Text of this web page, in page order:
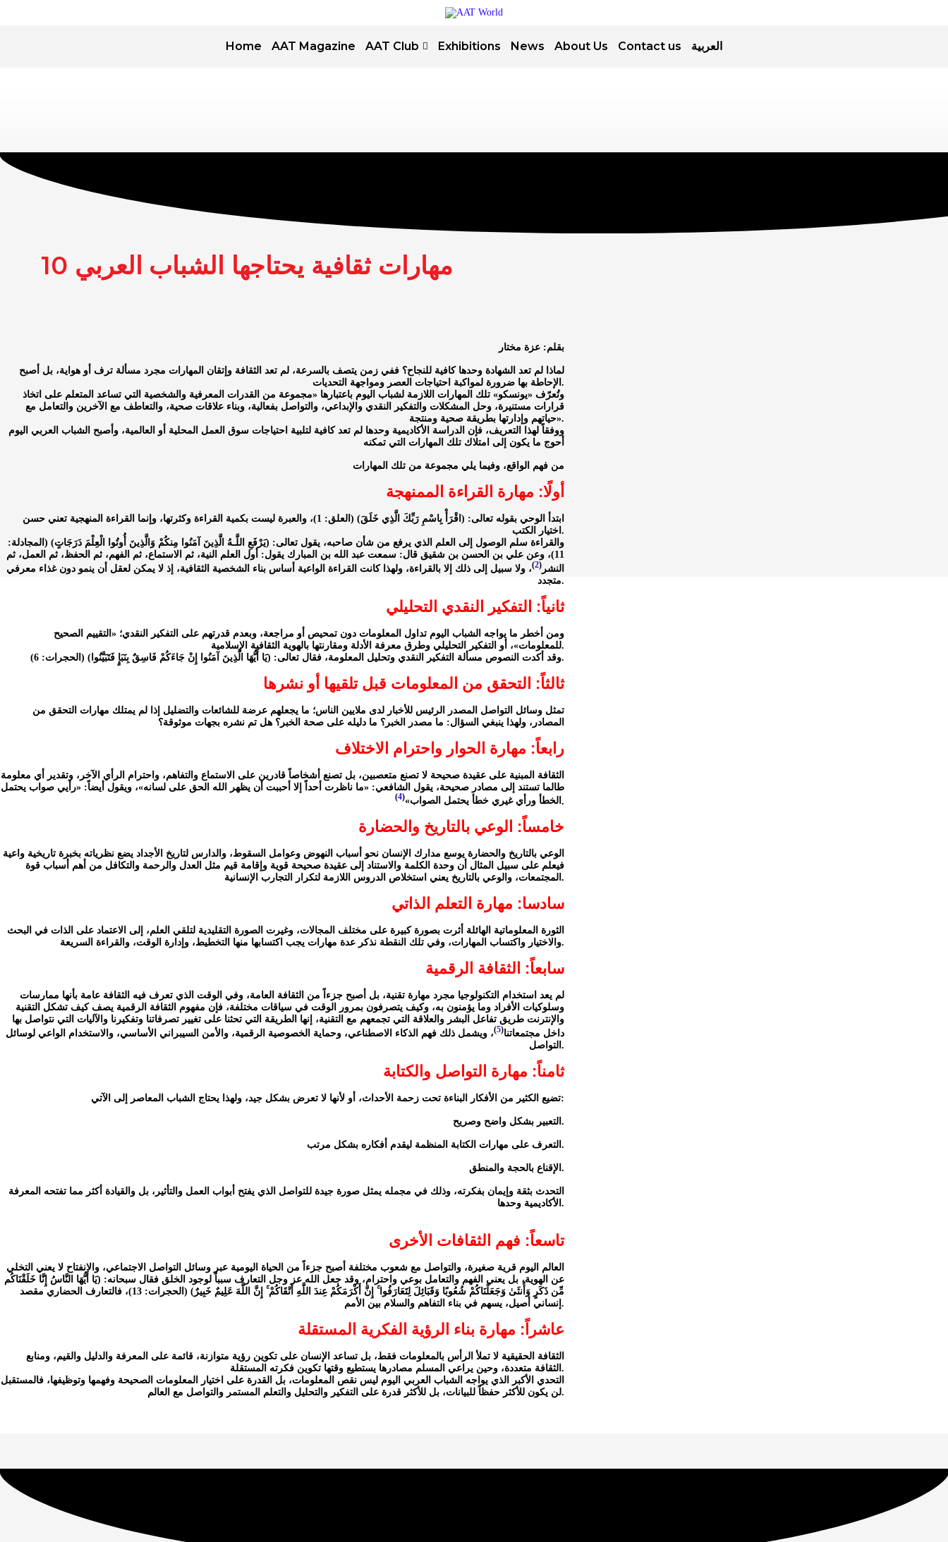
Home AAT Magazine AAT Club Exhibitions News About Us Contact us العربية
10 مهارات ثقافية يحتاجها الشباب العربي
بقلم: عزة مختار
لماذا لم تعد الشهادة وحدها كافية للنجاح؟ ففي زمن يتصف بالسرعة، لم تعد الثقافة وإتقان المهارات مجرد مسألة ترف أو هواية، بل أصبح
الإحاطة بها ضرورة لمواكبة احتياجات العصر ومواجهة التحديات.
وتُعرّف «يونسكو» تلك المهارات اللازمة لشباب اليوم باعتبارها «مجموعة من القدرات المعرفية والشخصية التي تساعد المتعلم على اتخاذ
قرارات مستنيرة، وحل المشكلات والتفكير النقدي والإبداعي، والتواصل بفعالية، وبناء علاقات صحية، والتعاطف مع الآخرين والتعامل مع
حياتهم وإدارتها بطريقة صحية ومنتجة».
ووفقاً لهذا التعريف، فإن الدراسة الأكاديمية وحدها لم تعد كافية لتلبية احتياجات سوق العمل المحلية أو العالمية، وأصبح الشباب العربي اليوم
أحوج ما يكون إلى امتلاك تلك المهارات التي تمكنه
من فهم الواقع، وفيما يلي مجموعة من تلك المهارات
أولًا: مهارة القراءة الممنهجة
ابتدأ الوحي بقوله تعالى: (اقْرَأْ بِاسْمِ رَبِّكَ الَّذِي خَلَقَ) (العلق: 1)، والعبرة ليست بكمية القراءة وكثرتها، وإنما القراءة المنهجية تعني حسن
اختيار الكتب.
والقراءة سلم الوصول إلى العلم الذي يرفع من شأن صاحبه، يقول تعالى: (يَرْفَعِ اللَّـهُ الَّذِينَ آمَنُوا مِنكُمْ وَالَّذِينَ أُوتُوا الْعِلْمَ دَرَجَاتٍ) (المجادلة:
11)، وعن علي بن الحسن بن شقيق قال: سمعت عبد الله بن المبارك يقول: أول العلم النية، ثم الاستماع، ثم الفهم، ثم الحفظ، ثم العمل، ثم
النشر (
2
)، ولا سبيل إلى ذلك إلا بالقراءة، ولهذا كانت القراءة الواعية أساس بناء الشخصية الثقافية، إذ لا يمكن لعقل أن ينمو دون غذاء معرفي
متجدد.
ثانياً: التفكير النقدي التحليلي
ومن أخطر ما يواجه الشباب اليوم تداول المعلومات دون تمحيص أو مراجعة، وبعدم قدرتهم على التفكير النقدي؛ «التقييم الصحيح
للمعلومات»، أو التفكير التحليلي وطرق معرفة الأدلة ومقارنتها بالهوية الثقافية الإسلامية.
وقد أكدت النصوص مسألة التفكير النقدي وتحليل المعلومة، فقال تعالى: (يَا أَيُّهَا الَّذِينَ آمَنُوا إِنْ جَاءَكُمْ فَاسِقٌ بِنَبَإٍ فَتَبَيَّنُوا) (الحجرات: 6).
ثالثاً: التحقق من المعلومات قبل تلقيها أو نشرها
تمثل وسائل التواصل المصدر الرئيس للأخبار لدى ملايين الناس؛ ما يجعلهم عرضة للشائعات والتضليل إذا لم يمتلك مهارات التحقق من
المصادر، ولهذا ينبغي السؤال: ما مصدر الخبر؟ ما دليله على صحة الخبر؟ هل تم نشره بجهات موثوقة؟
رابعاً: مهارة الحوار واحترام الاختلاف
الثقافة المبنية على عقيدة صحيحة لا تصنع متعصبين، بل تصنع أشخاصاً قادرين على الاستماع والتفاهم، واحترام الرأي الآخر، وتقدير أي معلومة
طالما تستند إلى مصادر صحيحة، يقول الشافعي: «ما ناظرت أحداً إلا أحببت أن يظهر الله الحق على لسانه»، ويقول أيضاً: «رأيي صواب يحتمل
الخطأ ورأي غيري خطأ يحتمل الصواب»(
4
) .
خامساً: الوعي بالتاريخ والحضارة
الوعي بالتاريخ والحضارة يوسع مدارك الإنسان نحو أسباب النهوض وعوامل السقوط، والدارس لتاريخ الأجداد يضع نظرياته بخبرة تاريخية واعية
فيعلم على سبيل المثال أن وحدة الكلمة والاستناد إلى عقيدة صحيحة قوية وإقامة قيم مثل العدل والرحمة والتكافل من أهم أسباب قوة
المجتمعات، والوعي بالتاريخ يعني استخلاص الدروس اللازمة لتكرار التجارب الإنسانية.
سادسا: مهارة التعلم الذاتي
الثورة المعلوماتية الهائلة أثرت بصورة كبيرة على مختلف المجالات، وغيرت الصورة التقليدية لتلقي العلم، إلى الاعتماد على الذات في البحث
والاختيار واكتساب المهارات، وفي تلك النقطة نذكر عدة مهارات يجب اكتسابها منها التخطيط، وإدارة الوقت، والقراءة السريعة.
سابعاً: الثقافة الرقمية
لم يعد استخدام التكنولوجيا مجرد مهارة تقنية، بل أصبح جزءاً من الثقافة العامة، وفي الوقت الذي تعرف فيه الثقافة عامة بأنها ممارسات
وسلوكيات الأفراد وما يؤمنون به، وكيف يتصرفون بمرور الوقت في سياقات مختلفة، فإن مفهوم الثقافة الرقمية يصف كيف تشكل التقنية
والإنترنت طريق تفاعل البشر والعلاقة التي تجمعهم مع التقنية، إنها الطريقة التي تحثنا على تغيير تصرفاتنا وتفكيرنا والآليات التي نتواصل بها
داخل مجتمعاتنا(
5
)، ويشمل ذلك فهم الذكاء الاصطناعي، وحماية الخصوصية الرقمية، والأمن السيبراني الأساسي، والاستخدام الواعي لوسائل
التواصل.
ثامناً: مهارة التواصل والكتابة
تضيع الكثير من الأفكار البناءة تحت زحمة الأحداث، أو لأنها لا تعرض بشكل جيد، ولهذا يحتاج الشباب المعاصر إلى الآتي:
التعبير بشكل واضح وصريح.
التعرف على مهارات الكتابة المنظمة ليقدم أفكاره بشكل مرتب.
الإقناع بالحجة والمنطق.
الأكاديمية وحدها.
تاسعاً: فهم الثقافات الأخرى
العالم اليوم قرية صغيرة، والتواصل مع شعوب مختلفة أصبح جزءاً من الحياة اليومية عبر وسائل التواصل الاجتماعي، والانفتاح لا يعني التخلي
عن الهوية، بل يعني الفهم والتعامل بوعي واحترام، وقد جعل الله عز وجل التعارف سبباً لوجود الخلق فقال سبحانه: (يَا أَيُّهَا النَّاسُ إِنَّا خَلَقْنَاكُم
مِّن ذَكَرٍ وَأُنثَىٰ وَجَعَلْنَاكُمْ شُعُوبًا وَقَبَائِلَ لِتَعَارَفُوا ۚ إِنَّ أَكْرَمَكُمْ عِندَ اللَّهِ أَتْقَاكُمْ ۚ إِنَّ اللَّهَ عَلِيمٌ خَبِيرٌ) (الحجرات: 13)، فالتعارف الحضاري مقصد
إنساني أصيل، يسهم في بناء التفاهم والسلام بين الأمم.
عاشراً: مهارة بناء الرؤية الفكرية المستقلة
الثقافة الحقيقية لا تملأ الرأس بالمعلومات فقط، بل تساعد الإنسان على تكوين رؤية متوازنة، قائمة على المعرفة والدليل والقيم، ومنابع
الثقافة متعددة، وحين يراعي المسلم مصادرها يستطيع وقتها تكوين فكرته المستقلة.
التحدي الأكبر الذي يواجه الشباب العربي اليوم ليس نقص المعلومات، بل القدرة على اختيار المعلومات الصحيحة وفهمها وتوظيفها، فالمستقبل
لن يكون للأكثر حفظاً للبيانات، بل للأكثر قدرة على التفكير والتحليل والتعلم المستمر والتواصل مع العالم.